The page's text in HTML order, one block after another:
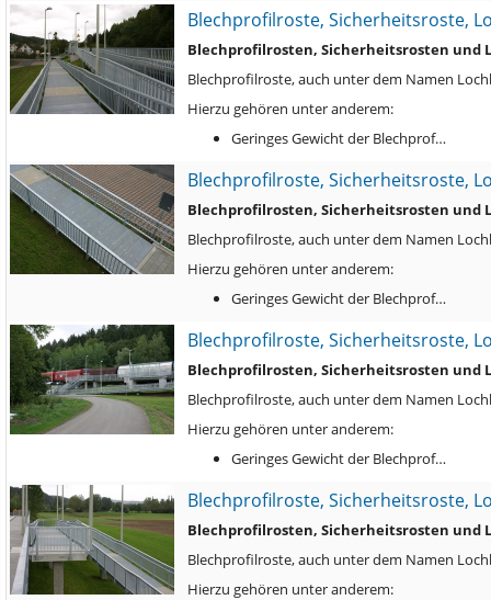
Blechprofilroste, Sicherheitsroste,
Blechprofilrosten, Sicherheitsrosten und
Blechprofilroste, auch unter dem Namen
Hierzu gehören unter anderem:
Geringes Gewicht der Blechprof…
Blechprofilroste, Sicherheitsroste,
Blechprofilrosten, Sicherheitsrosten und
Blechprofilroste, auch unter dem Namen
Hierzu gehören unter anderem:
Geringes Gewicht der Blechprof…
Blechprofilroste, Sicherheitsroste,
Blechprofilrosten, Sicherheitsrosten und
Blechprofilroste, auch unter dem Namen
Hierzu gehören unter anderem:
Geringes Gewicht der Blechprof…
Blechprofilroste, Sicherheitsroste,
Blechprofilrosten, Sicherheitsrosten und
Blechprofilroste, auch unter dem Namen
Hierzu gehören unter anderem: